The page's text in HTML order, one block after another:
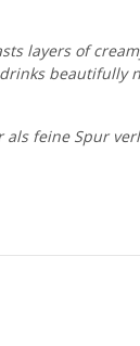
layers of
beautifully
feine Spur